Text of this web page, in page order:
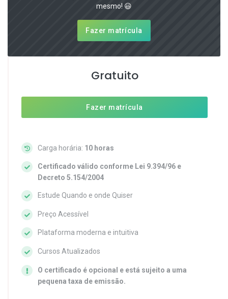
mesmo! 😃
Fazer matrícula
Gratuito
Fazer matrícula
Carga horária: 10 horas
Certificado válido conforme Lei 9.394/96 e
Decreto 5.154/2004
Estude Quando e onde Quiser
Preço Acessível
Plataforma moderna e intuitiva
Cursos Atualizados
O certificado é opcional e está sujeito a uma
pequena taxa de emissão.